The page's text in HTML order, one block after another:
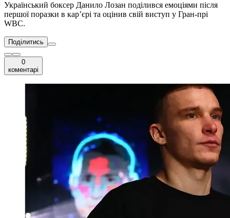
Український боксер Данило Лозан поділився емоціями після
першої поразки в кар’єрі та оцінив свій виступ у Гран-прі
WBC.
Поділитись
0
коментарі